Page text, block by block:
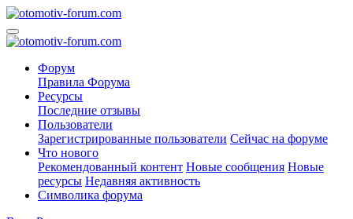
Форум
Правила Форума
Ресурсы
Последние отзывы
Пользователи
Зарегистрированные пользователи Сейчас на форуме
Что нового
Рекомендованный контент Новые сообщения Новые
ресурсы Недавняя активность
Символика форума